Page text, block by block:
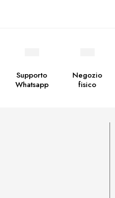
Supporto
Whatsapp
Negozio
fisico